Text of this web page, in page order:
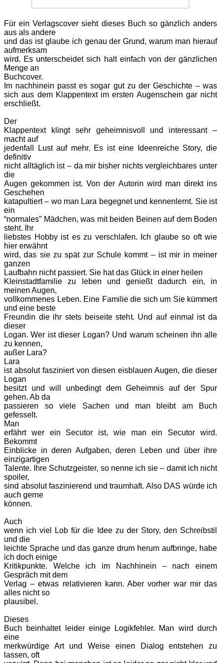
Fürein Verlagscover sieht dieses Buch so gänzlich anders
aus als andere
und das ist glaube ich genau der Grund, warum man hierauf
aufmerksam
wird. Es unterscheidet sich halt einfach von der gänzlichen
Menge an
Buchcover.
Im nachhinein passt es sogar gut zu der Geschichte – was
sich aus dem Klappentext im ersten Augenschein gar nicht
erschließt.
Der
Klappentext klingt sehr geheimnisvoll und interessant –
macht auf
jedenfall Lust auf mehr. Es ist eine Ideenreiche Story, die
definitiv
nicht alltäglich ist – da mir bisher nichts vergleichbares unter
die
Augen gekommen ist. Von der Autorin wird man direkt ins
Geschehen
katapultiert – wo man Lara begegnet und kennenlernt. Sie ist
ein
“normales” Mädchen, was mit beiden Beinen auf dem Boden
steht. Ihr
liebstes Hobby ist es zu verschlafen. Ich glaube so oft wie
hier erwähnt
wird, das sie zu spät zur Schule kommt – ist mir in meiner
ganzen
Laufbahn nicht passiert. Sie hat das Glück in einer heilen
Kleinstadtfamilie zu leben und genießt dadurch ein, in
meinen Augen,
vollkommenes Leben. Eine Familie die sich um Sie kümmert
und eine beste
Freundin die ihr stets beiseite steht. Und auf einmal ist da
dieser
Logan. Wer ist dieser Logan? Und warum scheinen ihn alle
zu kennen,
außer Lara?
Lara
ist absolut fasziniert von diesen eisblauen Augen, die dieser
Logan
besitzt und will unbedingt dem Geheimnis auf der Spur
gehen. Ab da
passieren so viele Sachen und man bleibt am Buch
gefesselt.
Man
erfährt wer ein Secutor ist, wie man ein Secutor wird.
Bekommt
Einblicke in deren Aufgaben, deren Leben und über ihre
einzigartigen
Talente. Ihre Schutzgeister, so nenne ich sie – damit ich nicht
spoiler,
sind absolut faszinierend und traumhaft. Also DAS würde ich
auch gerne
können.
Auch
wenn ich viel Lob für die Idee zu der Story, den Schreibstil
und die
leichte Sprache und das ganze drum herum aufbringe, habe
ich doch einige
Kritikpunkte. Welche ich im Nachhinein – nach einem
Gespräch mit dem
Verlag – etwas relativieren kann. Aber vorher war mir das
alles nicht so
plausibel.
Dieses
Buch beinhaltet leider einige Logikfehler. Man wird durch
eine
merkwürdige Art und Weise einen Dialog entstehen zu
lassen, oft